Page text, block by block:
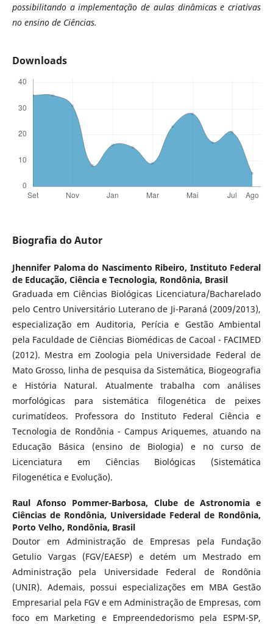
possibilitando a implementação de aulas dinâmicas e criativas
no ensino de Ciências.
Downloads
Biografia do Autor
Jhennifer Paloma do Nascimento Ribeiro, Instituto Federal
de Educação, Ciência e Tecnologia, Rondônia, Brasil
Graduada em Ciências Biológicas Licenciatura/Bacharelado
pelo Centro Universitário Luterano de Ji-Paraná (2009/2013),
especialização em Auditoria, Perícia e Gestão Ambiental
pela Faculdade de Ciências Biomédicas de Cacoal - FACIMED
(2012). Mestra em Zoologia pela Universidade Federal de
Mato Grosso, linha de pesquisa da Sistemática, Biogeografia
e História Natural. Atualmente trabalha com análises
morfológicas para sistemática filogenética de peixes
curimatídeos. Professora do Instituto Federal Ciência e
Tecnologia de Rondônia - Campus Ariquemes, atuando na
Educação Básica (ensino de Biologia) e no curso de
Licenciatura em Ciências Biológicas (Sistemática
Filogenética e Evolução).
Raul Afonso Pommer-Barbosa, Clube de Astronomia e
Ciências de Rondônia, Universidade Federal de Rondônia,
Porto Velho, Rondônia, Brasil
Doutor em Administração de Empresas pela Fundação
Getulio Vargas (FGV/EAESP) e detém um Mestrado em
Administração pela Universidade Federal de Rondônia
(UNIR). Ademais, possui especializações em MBA Gestão
Empresarial pela FGV e em Administração de Empresas, com
foco em Marketing e Empreendedorismo pela ESPM-SP,